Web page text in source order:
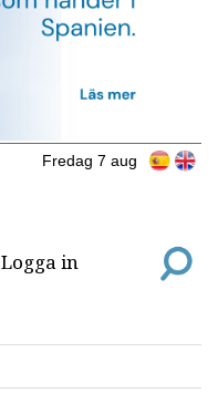
Fredag 7 aug
Logga in